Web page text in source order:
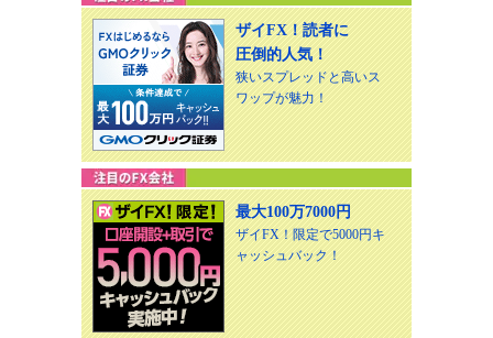
ザイFX！読者に
圧倒的人気！
狭いスプレッドと高いス
ワップが魅力！
最大100万7000円
ザイFX！限定で5000円キ
ャッシュバック！